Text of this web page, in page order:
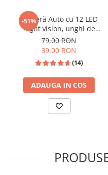
📱 Meniu
-51%
Cameră Auto cu 12 LED
night vision, unghi de
vizualizare 170°, rezistentă
la apă IPX6 si praf
79,00 RON
39,00 RON
(14)
ADAUGA IN COS